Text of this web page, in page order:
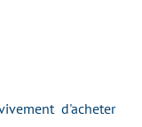
d'acheter